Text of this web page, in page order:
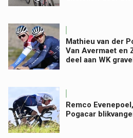
Mathieu van der
Van Avermaet en
deel aan WK
Remco
Pogacar